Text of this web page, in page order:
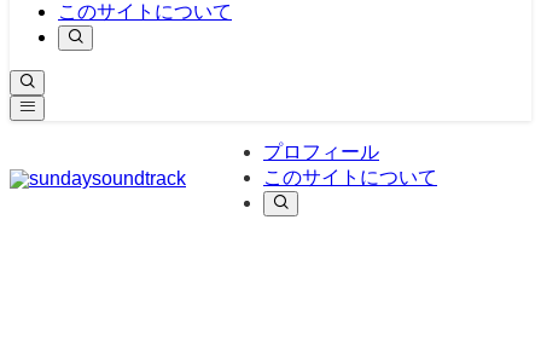
このサイトについて
プロフィール
このサイトについて